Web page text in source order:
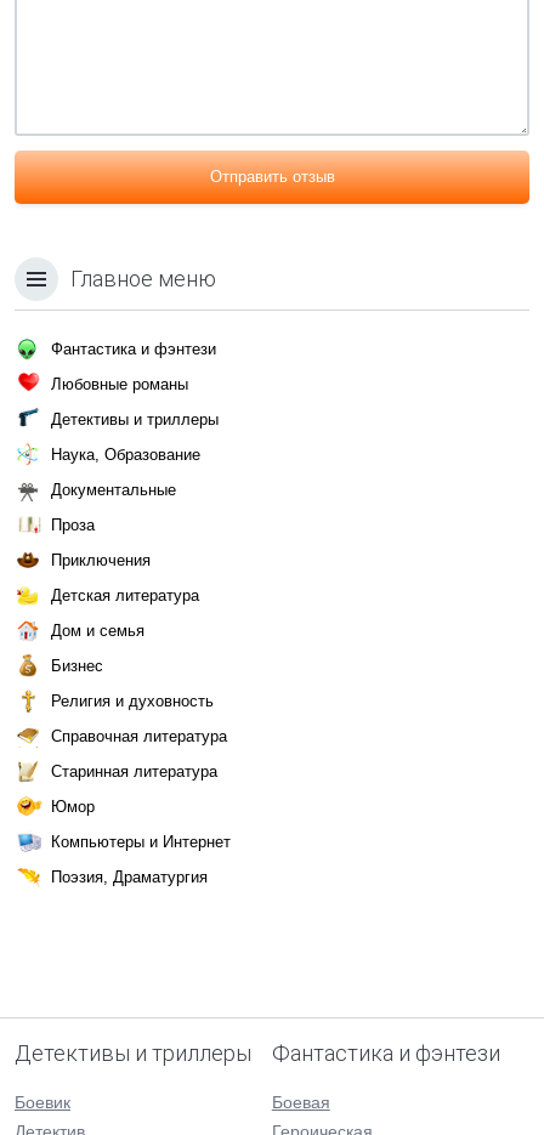
Отправить отзыв
Главное меню
Фантастика и фэнтези
Любовные романы
Детективы и триллеры
Наука, Образование
Документальные
Проза
Приключения
Детская литература
Дом и семья
Бизнес
Религия и духовность
Справочная литература
Старинная литература
Юмор
Компьютеры и Интернет
Поэзия, Драматургия
Детективы и триллеры
Боевик
Фантастика и фэнтези
Боевая